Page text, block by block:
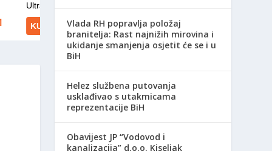
Vlada RH popravlja položaj
branitelja: Rast najnižih mirovina i
ukidanje smanjenja osjetit će se i u
BiH
Helez službena putovanja
usklađivao s utakmicama
reprezentacije BiH
Obavijest JP “Vodovod i
kanalizacija” d.o.o. Kiseljak